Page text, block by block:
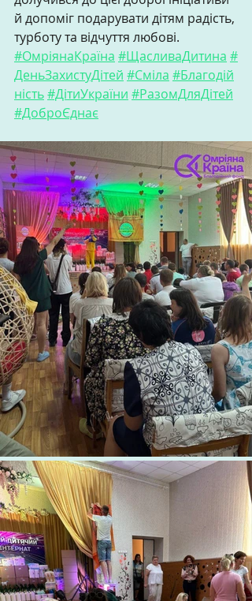
й допоміг подарувати дітям радість,
турботу та відчуття любові.
#ОмріянаКраїна #ЩасливаДитина #
ДеньЗахистуДітей #Сміла #Благодій
ність#ДітиУкраїни #РазомДляДітей
#ДоброЄднає